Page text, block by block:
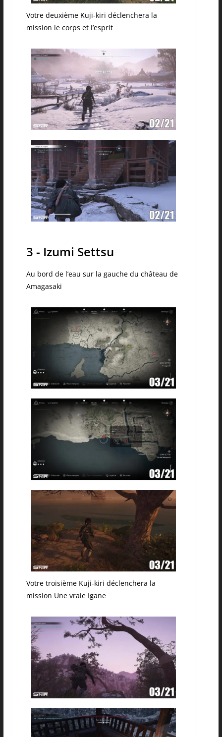
Votre deuxième Kuji-kiri déclenchera la
mission le corps et l’esprit
3 - Izumi Settsu
Au bord de l’eau sur la gauche du château de
Amagasaki
Votre troisième Kuji-kiri déclenchera la
mission Une vraie Igane